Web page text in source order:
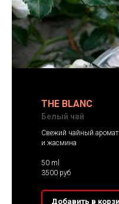
THE BLANC
Белый чай
Свежий чайный аромат
и жасмина
50 ml
3500 руб
Добавить в